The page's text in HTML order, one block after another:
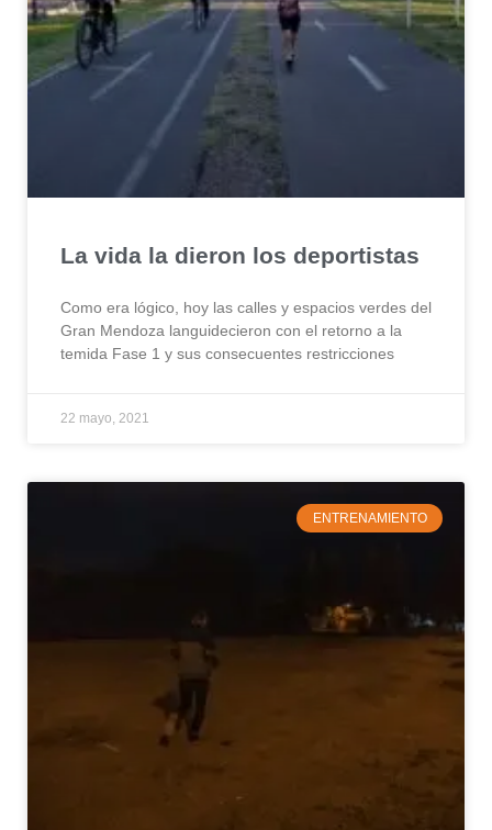
La vida la dieron los deportistas
Como era lógico, hoy las calles y espacios verdes del
Gran Mendoza languidecieron con el retorno a la
temida Fase 1 y sus consecuentes restricciones
22 mayo, 2021
ENTRENAMIENTO